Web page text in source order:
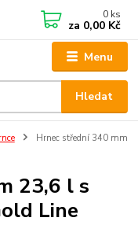
Menu
Hledat
0 ks
za 0,00 Kč
Hrnec střední 340 mm
23,6 l s
Line